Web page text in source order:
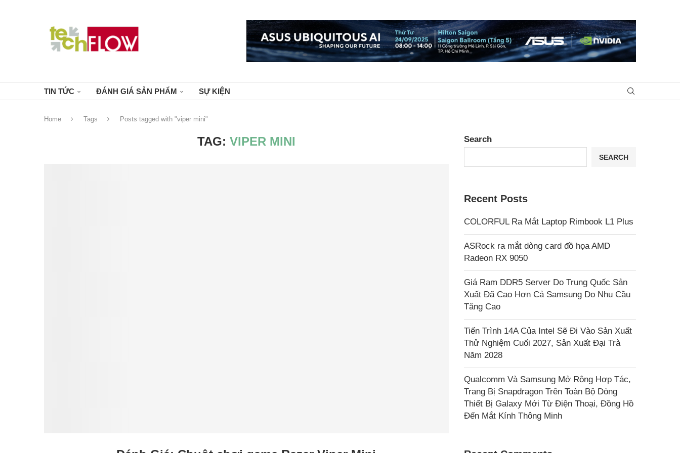
TIN TỨC ĐÁNH GIÁ SẢN PHẨM SỰ KIỆN
Home Tags Posts tagged with "viper mini"
TAG: VIPER MINI Search
SEARCH
Recent Posts
COLORFUL Ra Mắt Laptop Rimbook L1 Plus
ASRock ra mắt dòng card đồ họa AMD
Radeon RX 9050
Giá Ram DDR5 Server Do Trung Quốc Sản
Xuất Đã Cao Hơn Cả Samsung Do Nhu Cầu
Tăng Cao
Tiến Trình 14A Của Intel Sẽ Đi Vào Sản Xuất
Thử Nghiệm Cuối 2027, Sản Xuất Đại Trà
Năm 2028
Qualcomm Và Samsung Mở Rộng Hợp Tác,
Trang Bị Snapdragon Trên Toàn Bộ Dòng
Thiết Bị Galaxy Mới Từ Điện Thoại, Đồng Hồ
Đến Mắt Kính Thông Minh